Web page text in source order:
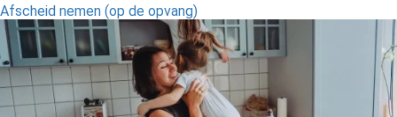
Afscheid nemen (op de opvang)